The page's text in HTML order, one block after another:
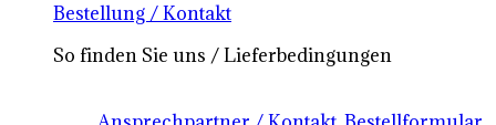
Bestellung / Kontakt
So finden Sie uns / Lieferbedingungen